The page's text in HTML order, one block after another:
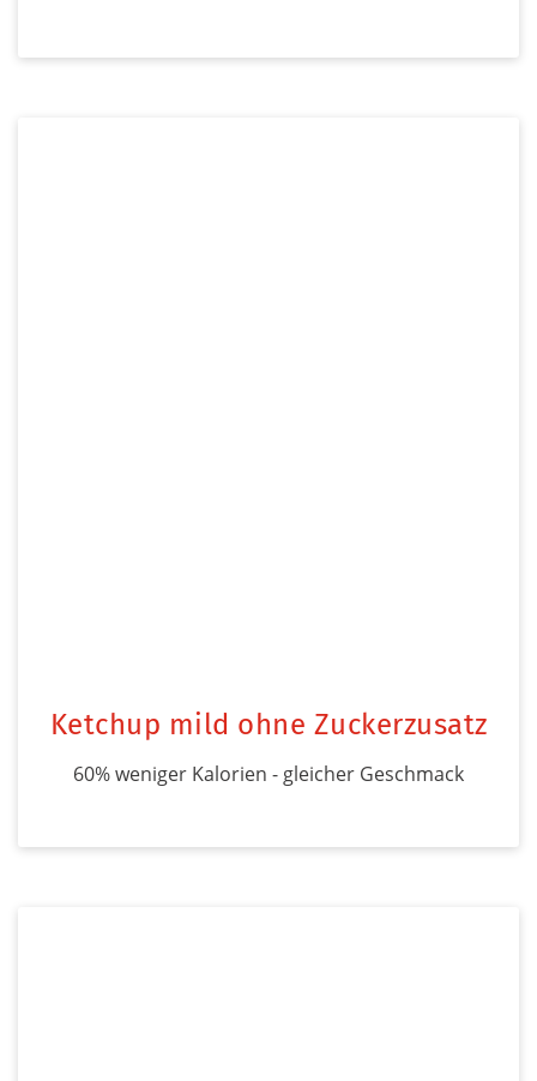
Ketchup mild ohne Zuckerzusatz
60% weniger Kalorien - gleicher Geschmack